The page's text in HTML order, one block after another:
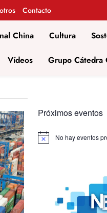
Contacto
China Cultura
Vídeos Grupo Cátedra
Próximos eventos
Aviso No hay eventos